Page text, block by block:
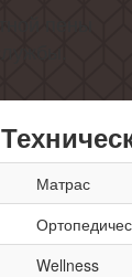
Матрас
Wellness